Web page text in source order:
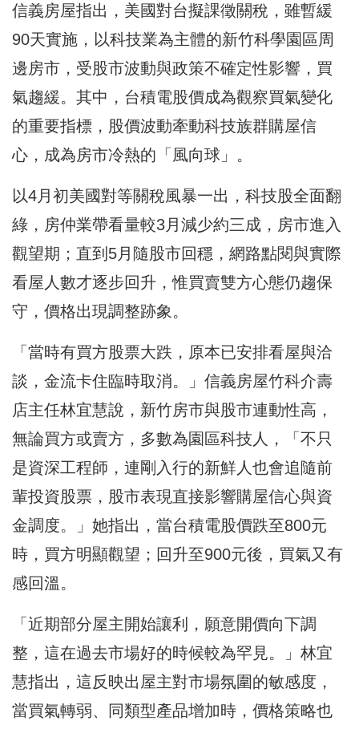
信義房屋指出，美國對台擬課徵關稅，雖暫緩
90天實施，以科技業為主體的新竹科學園區周
邊房市，受股市波動與政策不確定性影響，買
氣趨緩。其中，台積電股價成為觀察買氣變化
的重要指標，股價波動牽動科技族群購屋信
心，成為房市冷熱的「風向球」。
以4月初美國對等關稅風暴一出，科技股全面翻
綠，房仲業帶看量較3月減少約三成，房市進入
觀望期；直到5月隨股市回穩，網路點閱與實際
看屋人數才逐步回升，惟買賣雙方心態仍趨保
守，價格出現調整跡象。
「當時有買方股票大跌，原本已安排看屋與洽
談，金流卡住臨時取消。」信義房屋竹科介壽
店主任林宜慧說，新竹房市與股市連動性高，
無論買方或賣方，多數為園區科技人，「不只
是資深工程師，連剛入行的新鮮人也會追隨前
輩投資股票，股市表現直接影響購屋信心與資
金調度。」她指出，當台積電股價跌至800元
時，買方明顯觀望；回升至900元後，買氣又有
感回溫。
「近期部分屋主開始讓利，願意開價向下調
整，這在過去市場好的時候較為罕見。」林宜
慧指出，這反映出屋主對市場氛圍的敏感度，
當買氣轉弱、同類型產品增加時，價格策略也